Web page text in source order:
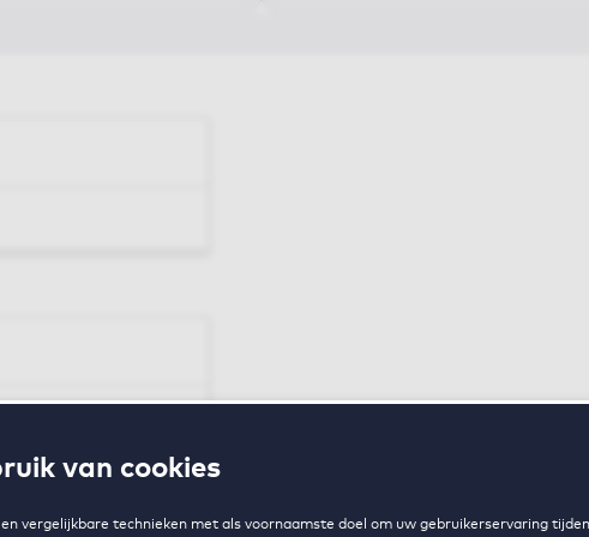
van cookies
vergelijkbare technieken met als voornaamste doel om uw gebruikerservaring